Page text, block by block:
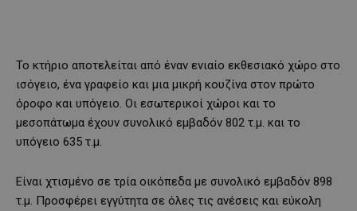
Το κτήριο αποτελείται από έναν ενιαίο εκθεσιακό χώρο στο
ισόγειο, ένα γραφείο και μια μικρή κουζίνα στον πρώτο
όροφο και υπόγειο. Οι εσωτερικοί χώροι και το
μεσοπάτωμα έχουν συνολικό εμβαδόν 802 τ.μ. και το
υπόγειο 635 τ.μ.
Είναι χτισμένο σε τρία οικόπεδα με συνολικό εμβαδόν 898
τ.μ. Προσφέρει εγγύτητα σε όλες τις ανέσεις και εύκολη